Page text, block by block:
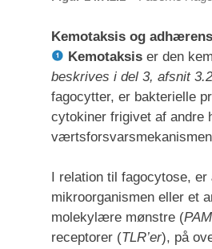
Kemotaksis og adhærens
Kemotaksis er den
beskrives i del 3, afsnit
fagocytter, er bakterielle
cytokiner frigivet af andre
I relation til fagocytose, er
mikroorganismen eller et
molekylære mønstre (
receptorer (TLR’er), på